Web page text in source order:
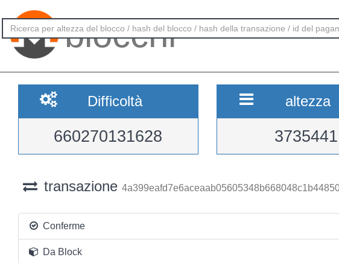
blocchi
Difficoltà
660270131628
altezza
3735441
transazione
Conferme
Da Block